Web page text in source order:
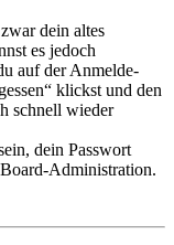
dein altes
es jedoch
auf der Anmelde-
klickst und den
schnell wieder
dein Passwort
Administration.